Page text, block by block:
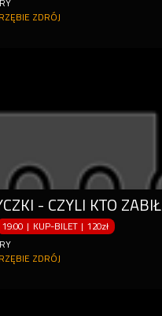
ZDRÓJ
- CZYLI KTO ZABIŁ
19:00 | KUP-BILET |120zł
ZDRÓJ